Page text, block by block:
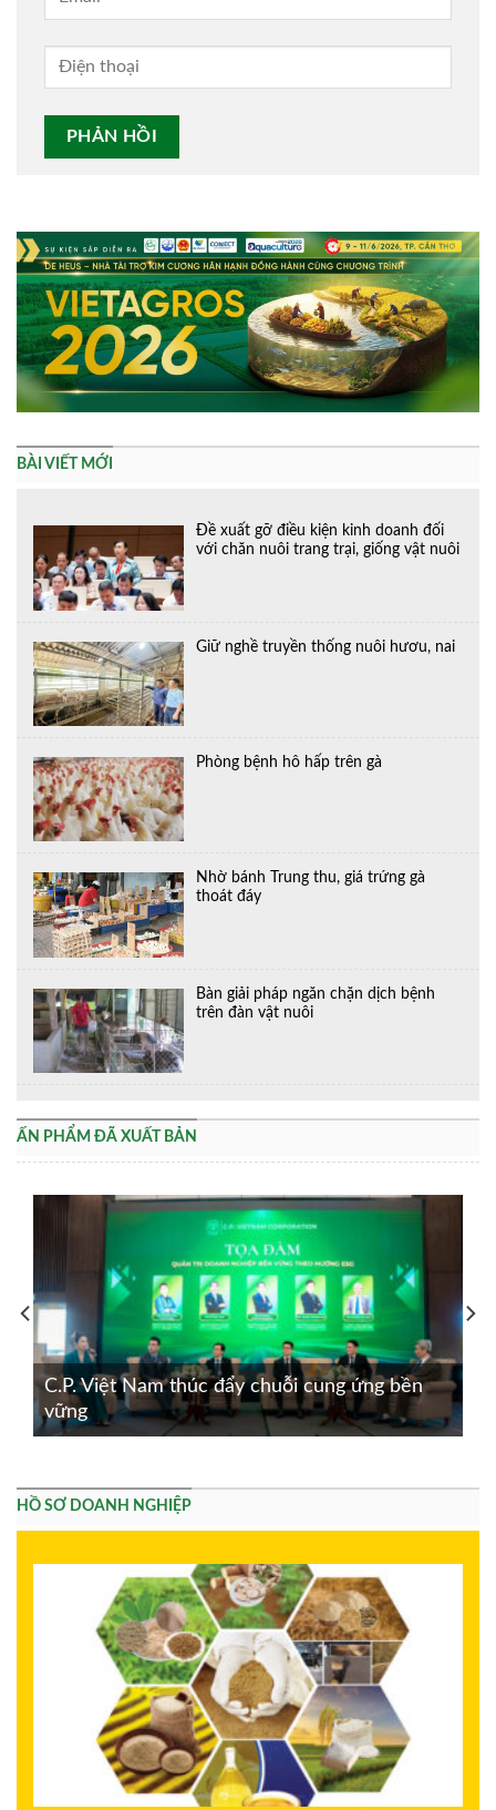
BÀI VIẾT MỚI
Đề xuất gỡ điều kiện kinh doanh đối
với chăn nuôi trang trại, giống vật nuôi
Giữ nghề truyền thống nuôi hươu, nai
Phòng bệnh hô hấp trên gà
Nhờ bánh Trung thu, giá trứng gà
thoát đáy
Bàn giải pháp ngăn chặn dịch bệnh
trên đàn vật nuôi
ẤN PHẨM ĐÃ XUẤT BẢN
C.P. Việt Nam thúc đẩy chuỗi cung ứng bền
vững
HỒ SƠ DOANH NGHIỆP